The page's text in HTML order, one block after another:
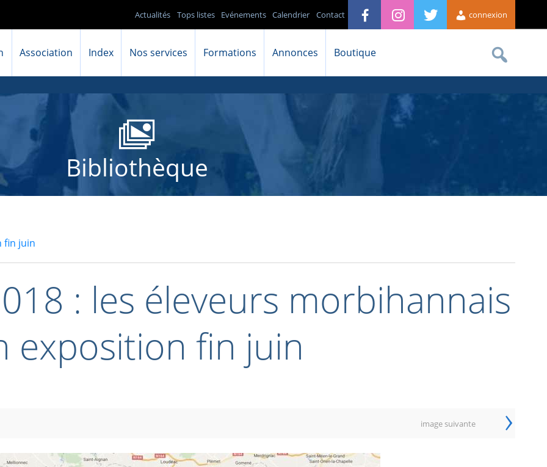
connexion
Contact
Calendrier
Evénements
Tops listes
Actualités
Association Index Nos services Formations Annonces Boutique
Bibliothèque
fin juin
: les éleveurs morbihannais
exposition fin juin
image suivante ›